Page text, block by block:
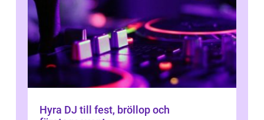
Hyra DJ till fest, bröllop och